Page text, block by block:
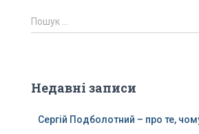
П
о
:
Пошук …
Недавні записи
Сергій Подболотний – про те,